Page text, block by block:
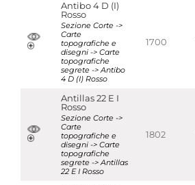
Antibo 4 D (I)
Rosso
Sezione Corte ->
Carte
topografiche e
disegni -> Carte
topografiche
segrete -> Antibo
4 D (I) Rosso
1700
Antillas 22 E I
Rosso
Sezione Corte ->
Carte
topografiche e
disegni -> Carte
topografiche
segrete -> Antillas
22 E I Rosso
1802